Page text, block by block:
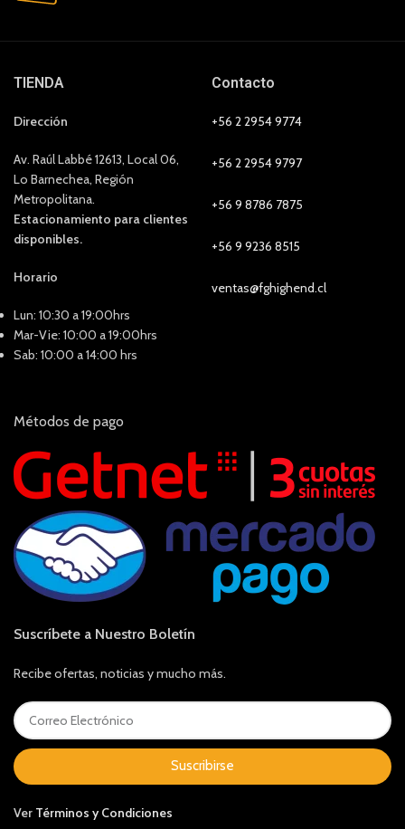
TIENDA
Dirección
Av. Raúl Labbé 12613, Local 06,
Lo Barnechea, Región
Metropolitana.
Estacionamiento para clientes
disponibles.
Horario
Lun: 10:30 a 19:00hrs
Mar-Vie: 10:00 a 19:00hrs
Sab: 10:00 a 14:00 hrs
Contacto
+56 2 2954 9774
+56 2 2954 9797
+56 9 8786 7875
+56 9 9236 8515
ventas@fghighend.cl
Métodos de pago
Suscríbete a Nuestro Boletín
Recibe ofertas, noticias y mucho más.
Suscribirse
Ver Términos y Condiciones